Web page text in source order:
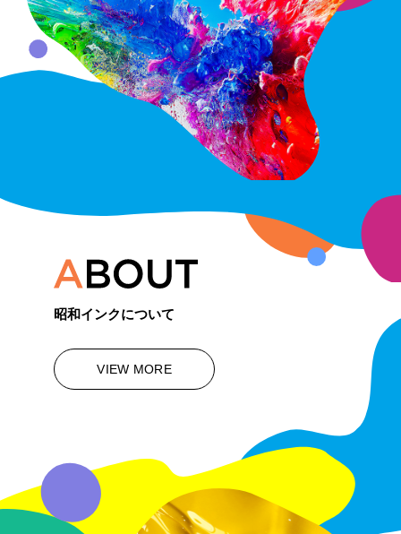
昭和インクについて
VIEW MORE